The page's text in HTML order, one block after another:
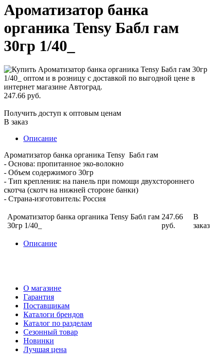
Ароматизатор банка
органика Tensy Бабл гам
30гр 1/40_
247.66 руб.
Получить доступ к оптовым ценам
В заказ
Описание
Ароматизатор банка органика Tensy Бабл гам
- Основа: пропитанное эко-волокно
- Объем содержимого 30гр
- Тип крепления: на панель при помощи двухстороннего
скотча (скотч на нижней стороне банки)
- Страна-изготовитель: Россия
Ароматизатор банка органика Tensy Бабл гам
30гр 1/40_
247.66
руб.
В
заказ
Описание
О магазине
Гарантия
Поставщикам
Каталоги брендов
Каталог по разделам
Сезонный товар
Новинки
Лучшая цена